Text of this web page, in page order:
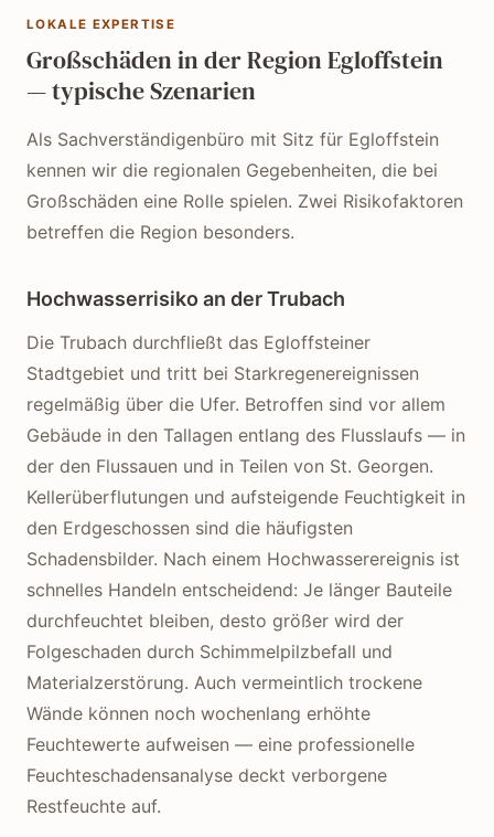
LOKALE EXPERTISE
Großschäden in der Region Egloffstein
— typische Szenarien
Als Sachverständigenbüro mit Sitz für Egloffstein
kennen wir die regionalen Gegebenheiten, die bei
Großschäden eine Rolle spielen. Zwei Risikofaktoren
betreffen die Region besonders.
Hochwasserrisiko an der Trubach
Die Trubach durchfließt das Egloffsteiner
Stadtgebiet und tritt bei Starkregenereignissen
regelmäßig über die Ufer. Betroffen sind vor allem
Gebäude in den Tallagen entlang des Flusslaufs — in
der den Flussauen und in Teilen von St. Georgen.
Kellerüberflutungen und aufsteigende Feuchtigkeit in
den Erdgeschossen sind die häufigsten
Schadensbilder. Nach einem Hochwasserereignis ist
schnelles Handeln entscheidend: Je länger Bauteile
durchfeuchtet bleiben, desto größer wird der
Folgeschaden durch Schimmelpilzbefall und
Materialzerstörung. Auch vermeintlich trockene
Wände können noch wochenlang erhöhte
Feuchtewerte aufweisen — eine professionelle
Feuchteschadensanalyse deckt verborgene
Restfeuchte auf.